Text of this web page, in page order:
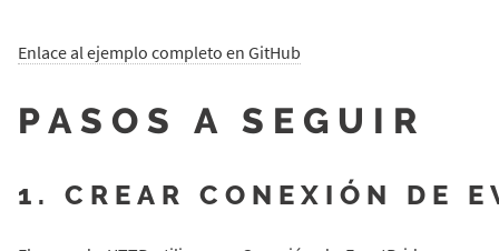
Enlace al ejemplo completo en GitHub
PASOS A SEGUIR
1. CREAR CONEXIÓN DE